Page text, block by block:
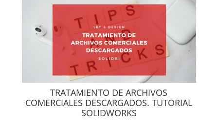
TRATAMIENTO DE ARCHIVOS
COMERCIALES DESCARGADOS. TUTORIAL
SOLIDWORKS